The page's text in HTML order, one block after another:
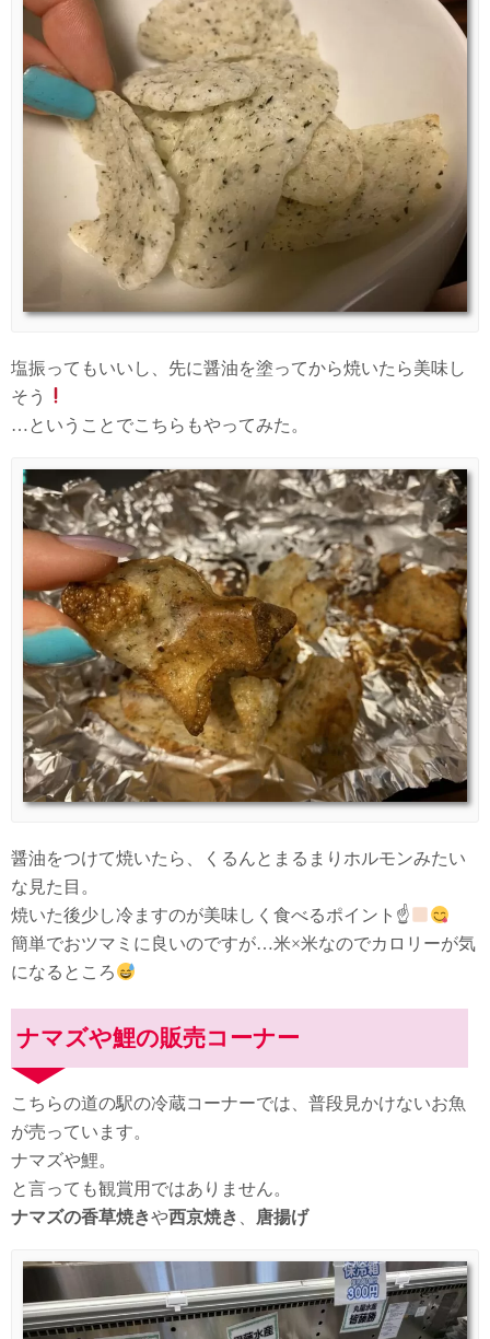
塩振ってもいいし、先に醤油を塗ってから焼いたら美味し
そう
…ということでこちらもやってみた。
醤油をつけて焼いたら、くるんとまるまりホルモンみたい
な見た目。
焼いた後少し冷ますのが美味しく食べるポイント☝
簡単でおツマミに良いのですが…米×米なのでカロリーが気
になるところ
ナマズや鯉の販売コーナー
こちらの道の駅の冷蔵コーナーでは、普段見かけないお魚
が売っています。
ナマズや鯉。
と言っても観賞用ではありません。
ナマズの香草焼きや西京焼き 唐揚げ